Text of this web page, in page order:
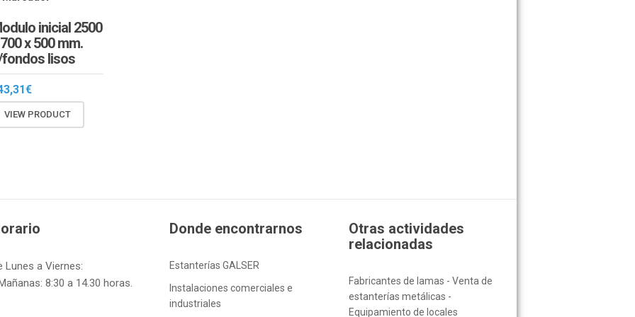
inicial 2500
x 500 mm.
lisos
€
VIEW PRODUCT
Lunes a Viernes:
8:30 a 14.30 horas.
Donde encontrarnos
Estanterías GALSER
Instalaciones comerciales e
industriales
Otras actividades
relacionadas
Fabricantes de lamas - Venta de
estanterías metálicas -
Equipamiento de locales